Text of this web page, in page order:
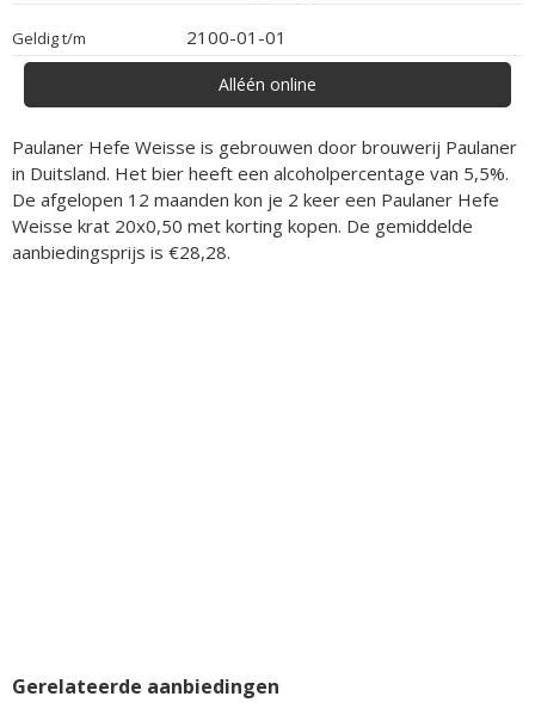
Geldig t/m 2100-01-01
Alléén online
Paulaner Hefe Weisse is gebrouwen door brouwerij Paulaner
in Duitsland. Het bier heeft een alcoholpercentage van 5,5%.
De afgelopen 12 maanden kon je 2 keer een Paulaner Hefe
Weisse krat 20x0,50 met korting kopen. De gemiddelde
aanbiedingsprijs is €28,28.
Gerelateerde aanbiedingen